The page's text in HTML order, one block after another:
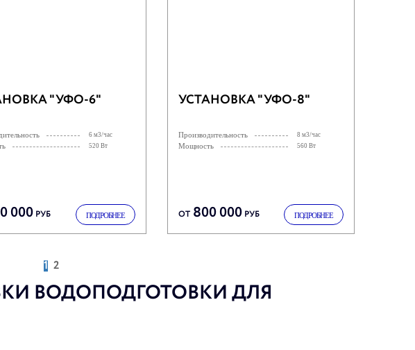
"УФО-6"
6 м3/час
520 Вт
000 РУБ ПОДРОБНЕЕ
УСТАНОВКА "УФО-8"
Производительность 8 м3/час
Мощность 560 Вт
ОТ 800 000 РУБ ПОДРОБНЕЕ
1 2
ВОДОПОДГОТОВКИ ДЛЯ